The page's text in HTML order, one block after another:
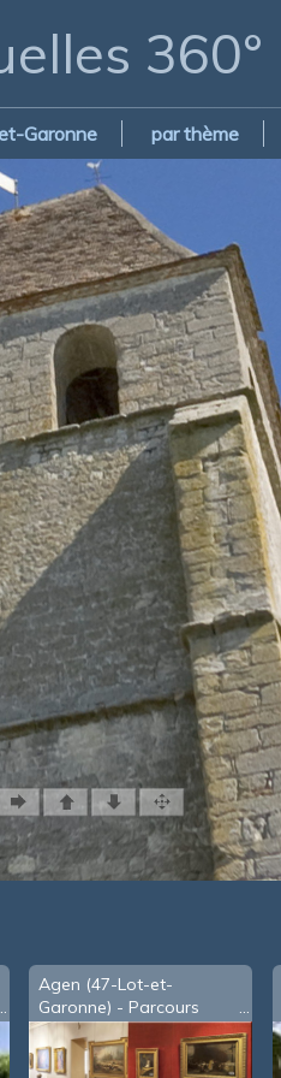
360°
Garonne par thème
Agen (47-Lot-et-
Garonne) - Parcours
espagnol au Musée
d'Agen - Espace Goya